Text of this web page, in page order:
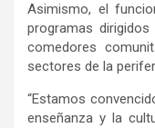
Asimismo, el
programas
comedores
sectores de la
“Estamos
enseñanza y la